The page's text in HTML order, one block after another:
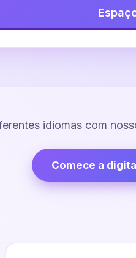
idiomas com
Comece a